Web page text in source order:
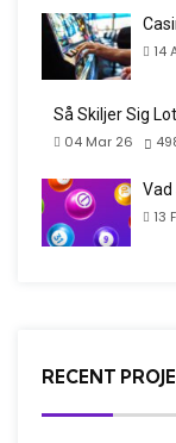
14
Så Skiljer Sig
04 Mar 26
Vad
13
RECENT